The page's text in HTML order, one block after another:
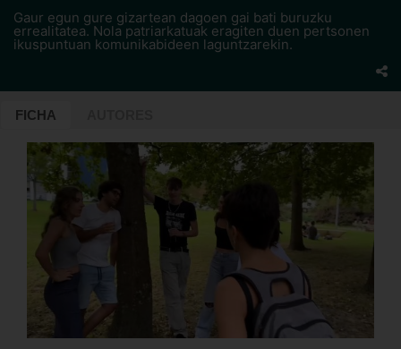
Gaur egun gure gizartean dagoen gai bati buruzku
errealitatea. Nola patriarkatuak eragiten duen pertsonen
ikuspuntuan komunikabideen laguntzarekin.
FICHA